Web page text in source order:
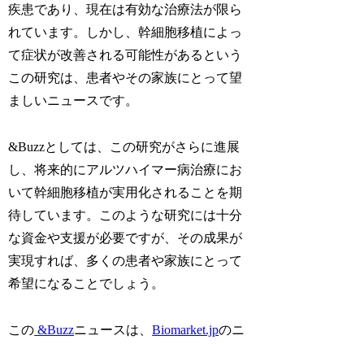
疾患であり、現在は有効な治療法が限ら
れています。しかし、幹細胞移植によっ
て症状が改善される可能性があるという
この研究は、患者やその家族にとって望
ましいニュースです。
&Buzzとしては、この研究がさらに進展
し、将来的にアルツハイマー病治療にお
いて幹細胞移植が実用化されることを期
待しています。このような研究には十分
な資金や支援が必要ですが、その成果が
実現すれば、多くの患者や家族にとって
希望になることでしょう。
この &Buzzニュースは、Biomarket.jpのニ